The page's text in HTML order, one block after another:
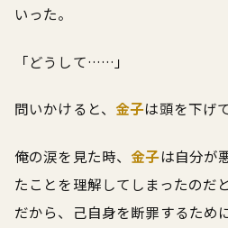
いった。
「どうして……」
問いかけると、 金子は頭を下げ
俺の涙を見た時、 金子は自分が
たことを理解してしまったのだ
だから、己自身を断罪するため